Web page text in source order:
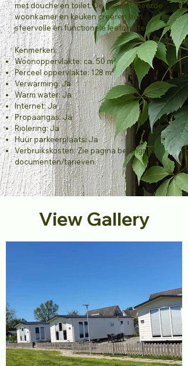
met douche en toilet. De gecombineerde
woonkamer en keuken creëren een
sfeervolle en functionele leefruimte.
Kenmerken:
Woonoppervlakte: ca. 50 m²
Perceel oppervlakte: 128 m²
Verwarming: Ja
Warm water: Ja
Internet: Ja
Propaangas: Ja
Riolering: Ja
Huur parkeerplaats: Ja
Verbruikskosten: Zie pagina belangrijke
documenten/tarieven.
View Gallery